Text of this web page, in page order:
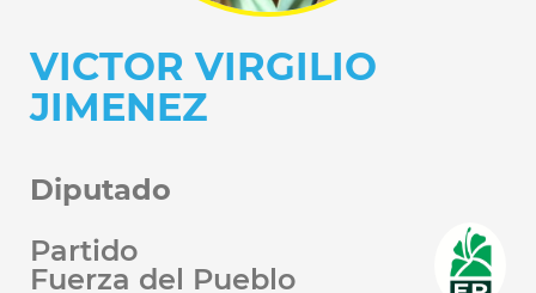
VICTOR VIRGILIO
JIMENEZ
Diputado
Partido
Fuerza del Pueblo